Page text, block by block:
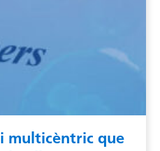
multicèntric que